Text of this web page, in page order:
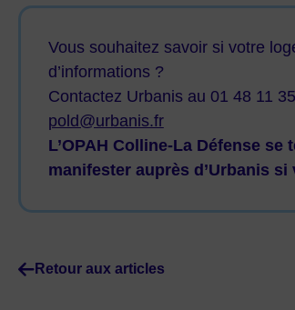
Vous souhaitez savoir si votre
d’informations ?
Contactez Urbanis au 01 48 11
pold@urbanis.fr
L’OPAH Colline-La Défense
manifester auprès d’Urbanis
Retour aux articles